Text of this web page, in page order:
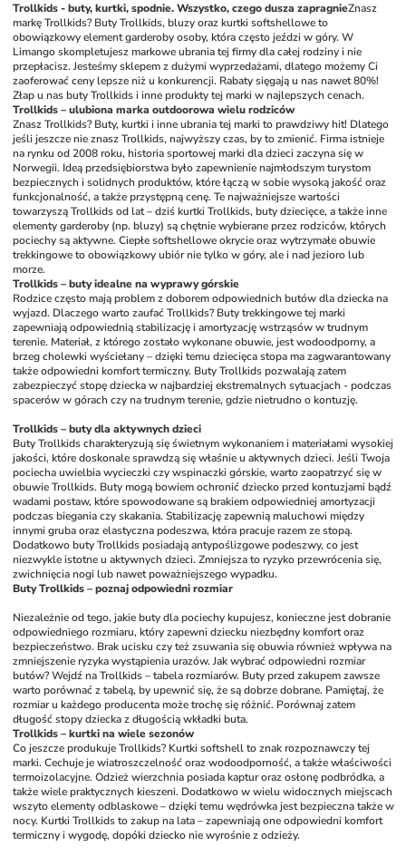
Trollkids - buty, kurtki, spodnie. Wszystko, czego dusza zapragnieZnasz
markę Trollkids? Buty Trollkids, bluzy oraz kurtki softshellowe to
obowiązkowy element garderoby osoby, która często jeździ w góry. W
Limango skompletujesz markowe ubrania tej firmy dla całej rodziny i nie
przepłacisz. Jesteśmy sklepem z dużymi wyprzedażami, dlatego możemy Ci
zaoferować ceny lepsze niż u konkurencji. Rabaty sięgają u nas nawet 80%!
Złap u nas buty Trollkids i inne produkty tej marki w najlepszych cenach.
Trollkids – ulubiona marka outdoorowa wielu rodziców
Znasz Trollkids? Buty, kurtki i inne ubrania tej marki to prawdziwy hit! Dlatego
jeśli jeszcze nie znasz Trollkids, najwyższy czas, by to zmienić. Firma istnieje
na rynku od 2008 roku, historia sportowej marki dla dzieci zaczyna się w
Norwegii. Ideą przedsiębiorstwa było zapewnienie najmłodszym turystom
bezpiecznych i solidnych produktów, które łączą w sobie wysoką jakość oraz
funkcjonalność, a także przystępną cenę. Te najważniejsze wartości
towarzyszą Trollkids od lat – dziś kurtki Trollkids, buty dziecięce, a także inne
elementy garderoby (np. bluzy) są chętnie wybierane przez rodziców, których
pociechy są aktywne. Ciepłe softshellowe okrycie oraz wytrzymałe obuwie
trekkingowe to obowiązkowy ubiór nie tylko w góry, ale i nad jezioro lub
morze.
Trollkids – buty idealne na wyprawy górskie
Rodzice często mają problem z doborem odpowiednich butów dla dziecka na
wyjazd. Dlaczego warto zaufać Trollkids? Buty trekkingowe tej marki
zapewniają odpowiednią stabilizację i amortyzację wstrząsów w trudnym
terenie. Materiał, z którego zostało wykonane obuwie, jest wodoodporny, a
brzeg cholewki wyściełany – dzięki temu dziecięca stopa ma zagwarantowany
także odpowiedni komfort termiczny. Buty Trollkids pozwalają zatem
zabezpieczyć stopę dziecka w najbardziej ekstremalnych sytuacjach - podczas
spacerów w górach czy na trudnym terenie, gdzie nietrudno o kontuzję.
Trollkids – buty dla aktywnych dzieci
Buty Trollkids charakteryzują się świetnym wykonaniem i materiałami wysokiej
jakości, które doskonale sprawdzą się właśnie u aktywnych dzieci. Jeśli Twoja
pociecha uwielbia wycieczki czy wspinaczki górskie, warto zaopatrzyć się w
obuwie Trollkids. Buty mogą bowiem ochronić dziecko przed kontuzjami bądź
wadami postaw, które spowodowane są brakiem odpowiedniej amortyzacji
podczas biegania czy skakania. Stabilizację zapewnią maluchowi między
innymi gruba oraz elastyczna podeszwa, która pracuje razem ze stopą.
Dodatkowo buty Trollkids posiadają antypoślizgowe podeszwy, co jest
niezwykle istotne u aktywnych dzieci. Zmniejsza to ryzyko przewrócenia się,
zwichnięcia nogi lub nawet poważniejszego wypadku.
Buty Trollkids – poznaj odpowiedni rozmiar
Niezależnie od tego, jakie buty dla pociechy kupujesz, konieczne jest dobranie
odpowiedniego rozmiaru, który zapewni dziecku niezbędny komfort oraz
bezpieczeństwo. Brak ucisku czy też zsuwania się obuwia również wpływa na
zmniejszenie ryzyka wystąpienia urazów. Jak wybrać odpowiedni rozmiar
butów? Wejdź na Trollkids – tabela rozmiarów. Buty przed zakupem zawsze
warto porównać z tabelą, by upewnić się, że są dobrze dobrane. Pamiętaj, że
rozmiar u każdego producenta może trochę się różnić. Porównaj zatem
długość stopy dziecka z długością wkładki buta.
Trollkids – kurtki na wiele sezonów
Co jeszcze produkuje Trollkids? Kurtki softshell to znak rozpoznawczy tej
marki. Cechuje je wiatroszczelność oraz wodoodporność, a także właściwości
termoizolacyjne. Odzież wierzchnia posiada kaptur oraz osłonę podbródka, a
także wiele praktycznych kieszeni. Dodatkowo w wielu widocznych miejscach
wszyto elementy odblaskowe – dzięki temu wędrówka jest bezpieczna także w
nocy. Kurtki Trollkids to zakup na lata – zapewniają one odpowiedni komfort
termiczny i wygodę, dopóki dziecko nie wyrośnie z odzieży.